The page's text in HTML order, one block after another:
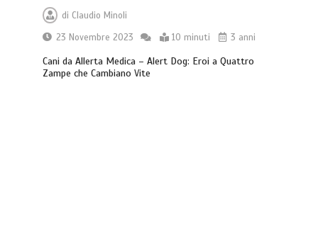
di Claudio Minoli
23 Novembre 2023
10 minuti 3 anni
Cani da Allerta Medica – Alert Dog: Eroi a Quattro
Zampe che Cambiano Vite